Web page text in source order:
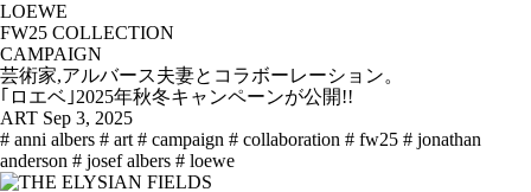
LOEWE
FW25 COLLECTION
CAMPAIGN
芸術家,アルバース夫妻とコラボーレーション。
｢ロエベ｣2025年秋冬キャンペーンが公開!!
ART Sep 3, 2025
# anni albers # art # campaign # collaboration # fw25 # jonathan
anderson # josef albers # loewe